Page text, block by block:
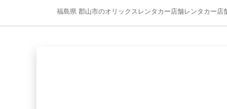
福島県 郡山市のオリックスレンタカー店舗レンタカー店